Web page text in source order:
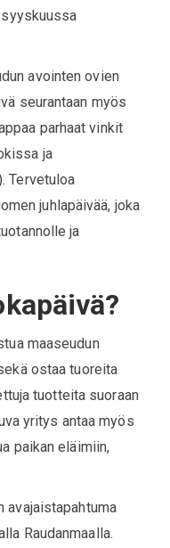
syyskuussa
avointen ovien
seurantaan myös
parhaat vinkit
ja
Tervetuloa
juhlapäivää, joka
ja
maaseudun
ostaa tuoreita
tuotteita suoraan
yritys antaa myös
paikan eläimiin,
avajaistapahtuma
Raudanmaalla.